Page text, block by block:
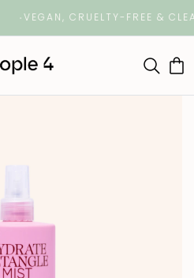
VEGAN, CRUELTY-FREE & CLEAN